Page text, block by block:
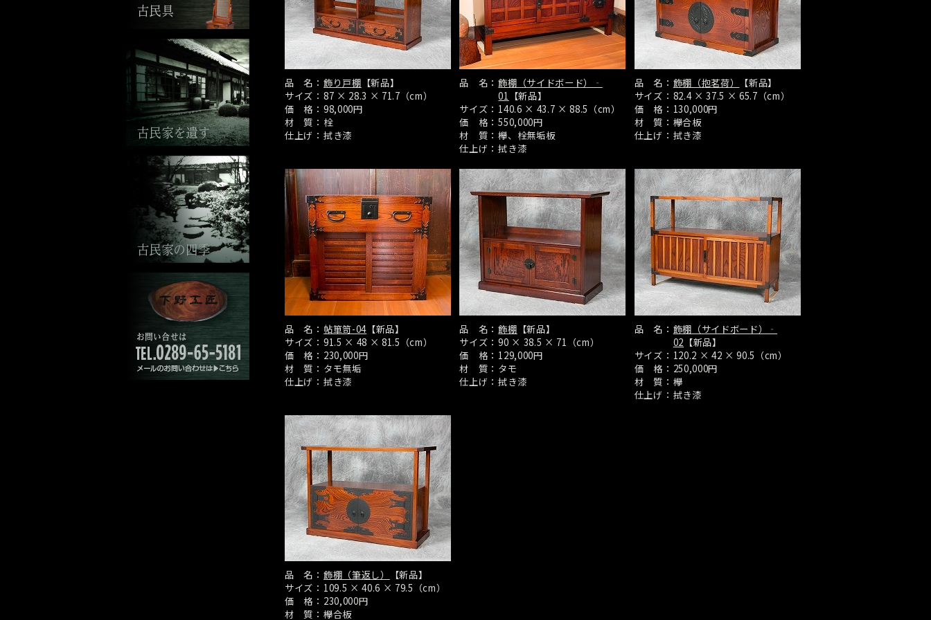
品 名： 飾り戸棚 【新品】
サイズ： 87 × 28.3 × 71.7（cm）
価 格： 98,000円
材 質： 栓
仕上げ： 拭き漆
品 名： 飾棚（サイドボード）‐
01 【新品】
サイズ： 140.6 × 43.7 × 88.5（cm）
価 格： 550,000円
材 質： 欅、栓無垢板
仕上げ： 拭き漆
品 名： 飾棚（抱茗荷）
【新品】
サイズ： 82.4 × 37.5 × 65.7（cm）
価 格： 130,000円
材 質： 欅合板
仕上げ： 拭き漆
品 名： 帖箪笥-04 【新品】
サイズ： 91.5 × 48 × 81.5（cm）
価 格： 230,000円
材 質： タモ無垢
仕上げ： 拭き漆
品 名： 飾棚 【新品】
サイズ： 90 × 38.5 × 71（cm）
価 格： 129,000円
材 質： タモ
仕上げ： 拭き漆
品 名： 飾棚（サイドボード）‐
02 【新品】
サイズ： 120.2 × 42 × 90.5（cm）
価 格： 250,000円
材 質： 欅
仕上げ： 拭き漆
品 名： 飾棚（筆返し）
【新品】
サイズ： 109.5 × 40.6 × 79.5（cm）
価 格： 230,000円
材 質： 欅合板